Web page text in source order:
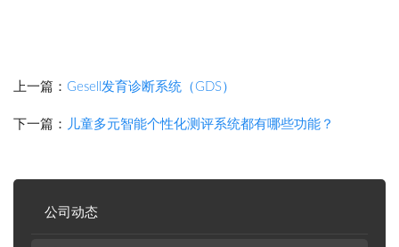
公司动态
上一篇： Gesell发育诊断系统（GDS）
下一篇： 儿童多元智能个性化测评系统都有哪些功能？